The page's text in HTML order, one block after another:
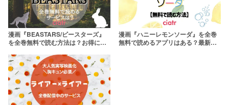
漫画『BEASTARS/ビースターズ』
を全巻無料で読む方法は？お得に読
漫画『ハニーレモンソーダ』を全巻
無料で読めるアプリはある？最新刊